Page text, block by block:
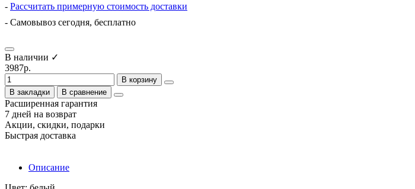
- Рассчитать примерную стоимость доставки
- Самовывоз сегодня, бесплатно
В наличии ✓
3987р.
В корзину
В закладки
В сравнение
Расширенная гарантия
7 дней на возврат
Акции, скидки, подарки
Быстрая доставка
Описание